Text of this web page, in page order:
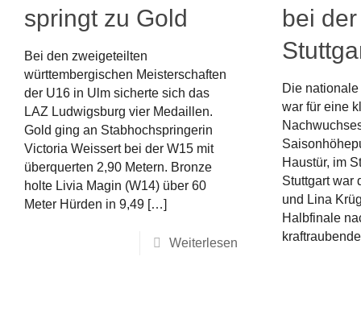
springt zu Gold
Bei den zweigeteilten
württembergischen Meisterschaften
der U16 in Ulm sicherte sich das
LAZ Ludwigsburg vier Medaillen.
Gold ging an Stabhochspringerin
Victoria Weissert bei der W15 mit
überquerten 2,90 Metern. Bronze
holte Livia Magin (W14) über 60
Meter Hürden in 9,49[…]
Weiterlesen
bei
Die
war für eine
Haustür, im
Stuttgart war
und Lina
Halbfinale